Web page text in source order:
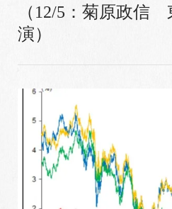
（12/5：菊原政信
演）